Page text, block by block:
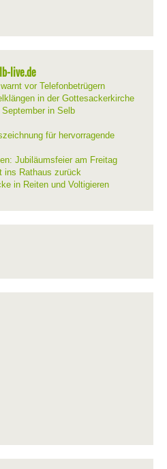
live.de
vor Telefonbetrügern
in der Gottesackerkirche
in Selb
für hervorragende
Jubiläumsfeier am Freitag
ins Rathaus zurück
in Reiten und Voltigieren